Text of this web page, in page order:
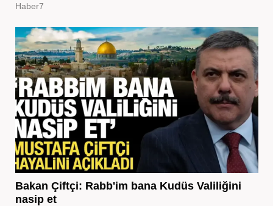
Haber7
Bakan Çiftçi: Rabb'im bana Kudüs Valiliğini
nasip et